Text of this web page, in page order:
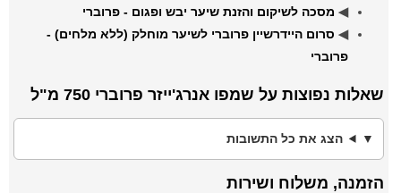
◀ מסכה לשיקום והזנת שיער יבש ופגום - פרוברי
◀ סרום היידרשיין פרוברי לשיער מוחלק (ללא מלחים) -
פרוברי
שאלות נפוצות על שמפו אנרג'ייזר פרוברי 750 מ"ל
הצג את כל התשובות
הזמנה, משלוח ושירות